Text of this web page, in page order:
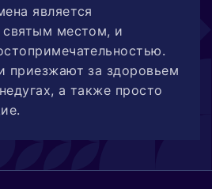
является
местом, и
приезжают за здоровьем
а также просто